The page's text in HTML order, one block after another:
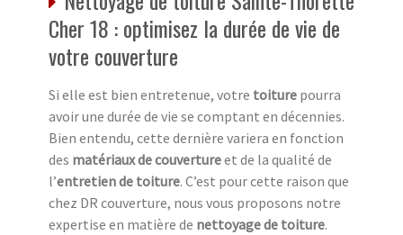
Cher 18 : optimisez la durée de vie de
votre couverture
Si elle est bien entretenue, votre toiture pourra
avoir une durée de vie se comptant en décennies.
Bien entendu, cette dernière variera en fonction
des matériaux de couvertureet de la qualité de
l’entretien de toiture. C’est pour cette raison que
chez DR couverture, nous vous proposons notre
expertise en matière de nettoyage de toiture.